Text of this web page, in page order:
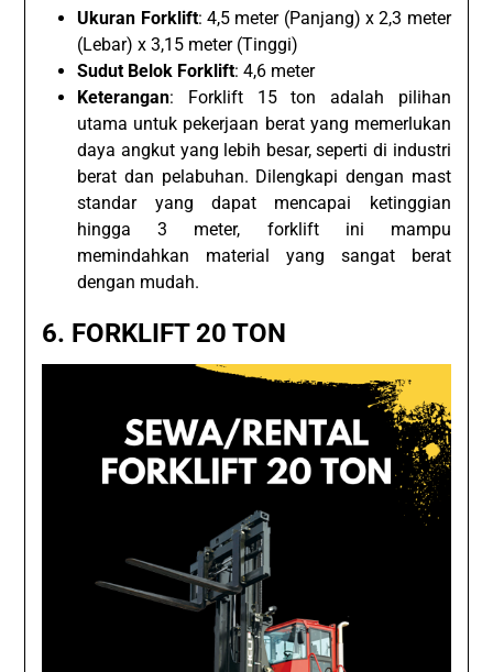
Ukuran Forklift: 4,5 meter (Panjang) x 2,3 meter
(Lebar) x 3,15 meter (Tinggi)
Sudut Belok Forklift: 4,6 meter
Keterangan: Forklift 15 ton adalah pilihan
utama untuk pekerjaan berat yang memerlukan
daya angkut yang lebih besar, seperti di industri
berat dan pelabuhan. Dilengkapi dengan mast
standar yang dapat mencapai ketinggian
hingga 3 meter, forklift ini mampu
memindahkan material yang sangat berat
dengan mudah.
6. FORKLIFT 20 TON